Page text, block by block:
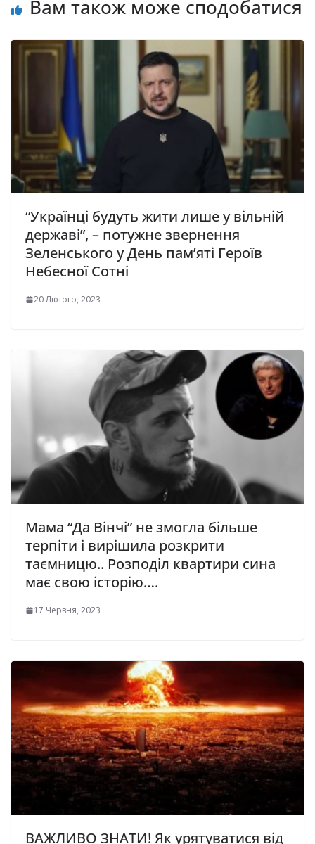
Вам також може сподобатися
“Українці будуть жити лише у вільній
державі”, – потужне звернення
Зеленського у День пам’яті Героїв
Небесної Сотні
20 Лютого, 2023
Мама “Да Вінчі” не змогла більше
терпіти і вирішила розкрити
таємницю.. Розподіл квартири сина
має свою історію….
17 Червня, 2023
ВАЖЛИВО ЗНАТИ! Як урятуватися від